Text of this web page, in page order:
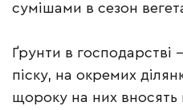
сумішами в сезон
Ґрунти в господарстві
піску, на окремих
щороку на них вносять